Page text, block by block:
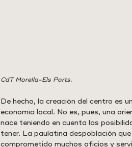
CdT Morella-Els Ports.
De hecho, la creación del centro es
economía local. No es, pues, una
nace teniendo en cuenta las
tener. La paulatina despoblación
comprometido muchos oficios y